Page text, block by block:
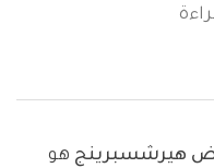
هيرشسبرينج هو